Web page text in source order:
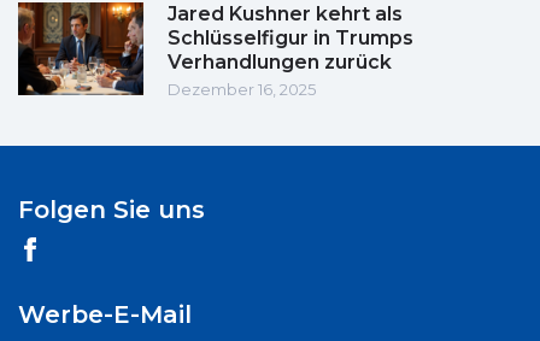
Jared Kushner kehrt als
Schlüsselfigur in Trumps
Verhandlungen zurück
Dezember 16, 2025
Folgen Sie uns
Werbe-E-Mail